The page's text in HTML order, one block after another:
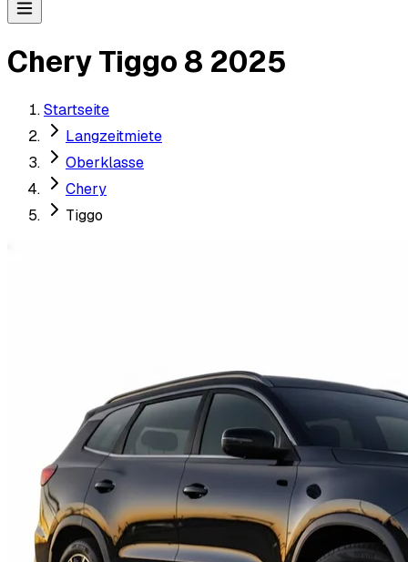
Chery Tiggo 8 2025
Startseite
Langzeitmiete
Oberklasse
Chery
Tiggo